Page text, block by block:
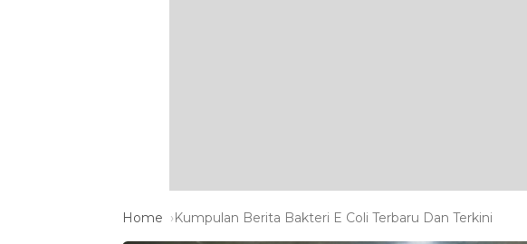
Home Kumpulan Berita Bakteri E Coli Terbaru Dan Terkini